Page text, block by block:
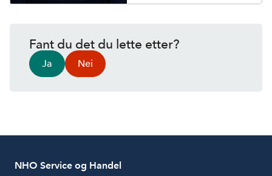
Fant du det du lette etter?
Ja Nei
NHO Service og Handel